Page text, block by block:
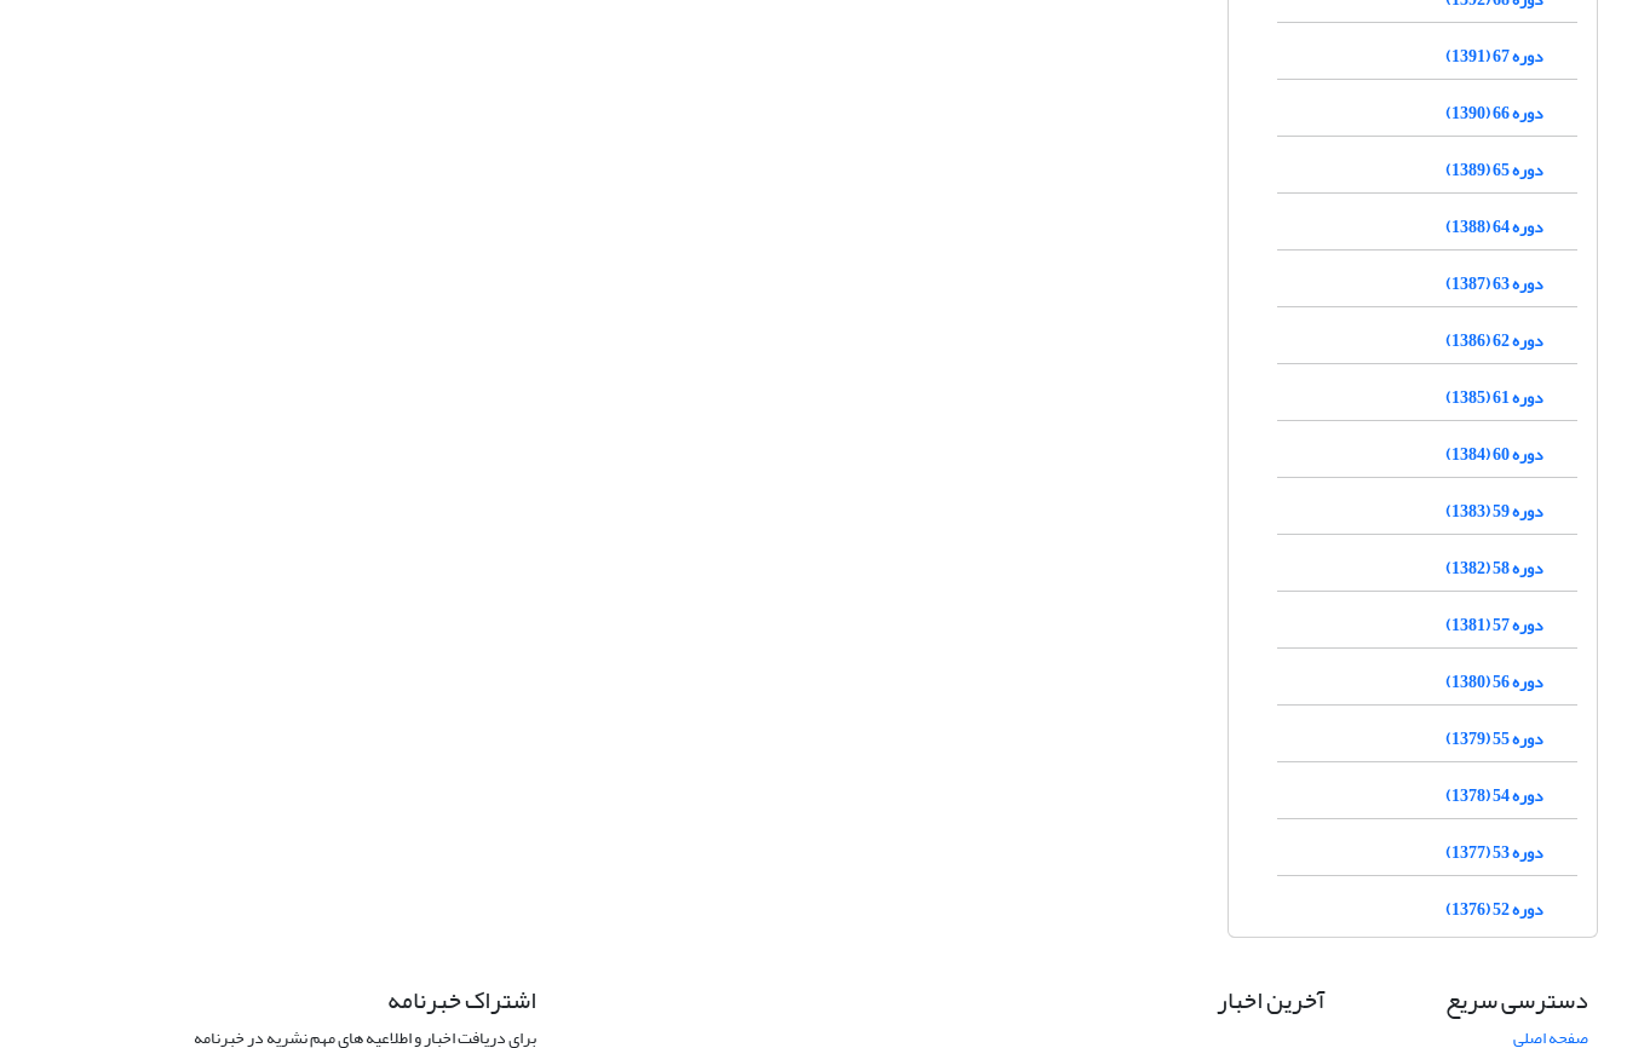
دوره 67 (1391)
دوره 66 (1390)
دوره 65 (1389)
دوره 64 (1388)
دوره 63 (1387)
دوره 62 (1386)
دوره 61 (1385)
دوره 60 (1384)
دوره 59 (1383)
دوره 58 (1382)
دوره 57 (1381)
دوره 56 (1380)
دوره 55 (1379)
دوره 54 (1378)
دوره 53 (1377)
دوره 52 (1376)
دسترسی سریع
صفحه اصلی
آخرین اخبار اشتراک خبرنامه
برای دریافت اخبار و اطلاعیه های مهم نشریه در خبرنامه